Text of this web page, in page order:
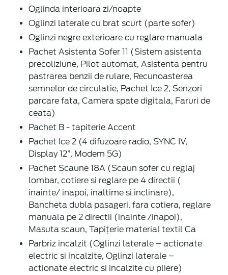
Oglinda interioara zi/noapte
Oglinzi laterale cu brat scurt (parte sofer)
Oglinzi negre exterioare cu reglare manuala
Pachet Asistenta Sofer 11 (Sistem asistenta
precoliziune, Pilot automat, Asistenta pentru
pastrarea benzii de rulare, Recunoasterea
semnelor de circulatie, Pachet Ice 2, Senzori
parcare fata, Camera spate digitala, Faruri de
ceata)
Pachet B - tapiterie Accent
Pachet Ice 2 (4 difuzoare radio, SYNC IV,
Display 12”, Modem 5G)
Pachet Scaune 18A (Scaun sofer cu reglaj
lombar, cotiere si reglare pe 4 directii (
inainte/ inapoi, inaltime si inclinare),
Bancheta dubla pasageri, fara cotiera, reglare
manuala pe 2 directii (inainte /inapoi),
Masuta scaun, Tapițerie material textil Ca
Parbriz incalzit (Oglinzi laterale – actionate
electric si incalzite, Oglinzi laterale –
actionate electric si incalzite cu pliere)